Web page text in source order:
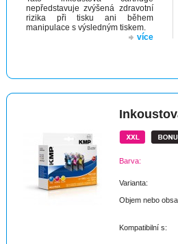
nepředstavuje zvýšená zdravotní
rizika při tisku ani během
manipulace s výsledným tiskem.
více
Barva:
Varianta:
Objem nebo
Kompatibilní s: